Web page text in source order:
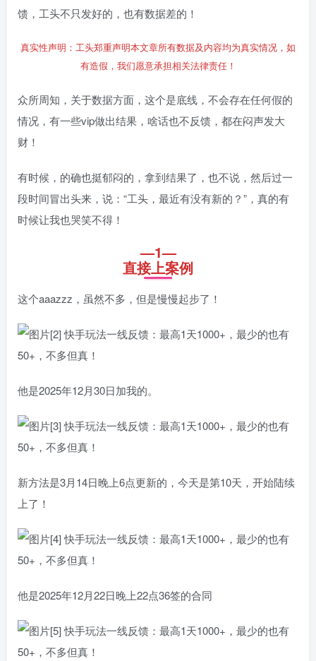
馈，工头不只发好的，也有数据差的！
真实性声明：工头郑重声明本文章所有数据及内容均为真实情况，如
有造假，我们愿意承担相关法律责任！
众所周知，关于数据方面，这个是底线，不会存在任何假的
情况，有一些vip做出结果，啥话也不反馈，都在闷声发大
财！
有时候，的确也挺郁闷的，拿到结果了，也不说，然后过一
段时间冒出头来，说：“工头，最近有没有新的？”，真的有
时候让我也哭笑不得！
—1—
直接上案例
这个aaazzz，虽然不多，但是慢慢起步了！
他是2025年12月30日加我的。
新方法是3月14日晚上6点更新的，今天是第10天，开始陆续
上了！
他是2025年12月22日晚上22点36签的合同